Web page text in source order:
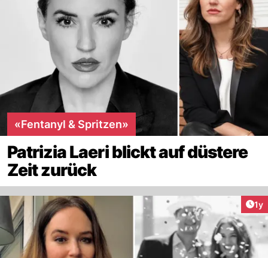
«Fentanyl & Spritzen»
Patrizia Laeri blickt auf düstere
Zeit zurück
1y